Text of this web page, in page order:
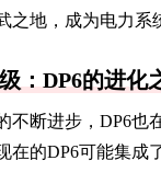
之地，成为电力系
：DP6的进化
不断进步，DP6也
在的DP6可能集成